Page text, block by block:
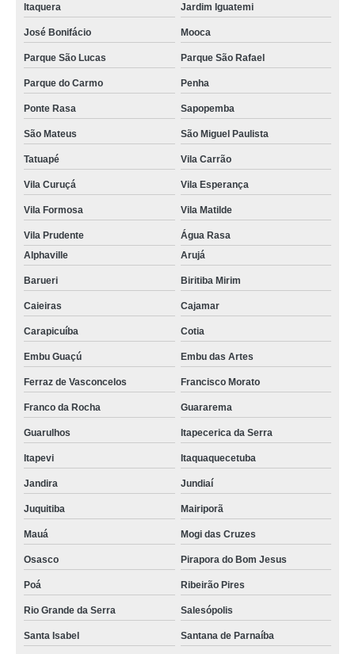
Itaquera Jardim Iguatemi
José Bonifácio Mooca
Parque São Lucas Parque São Rafael
Parque do Carmo Penha
Ponte Rasa Sapopemba
São Mateus São Miguel Paulista
Tatuapé Vila Carrão
Vila Curuçá Vila Esperança
Vila Formosa Vila Matilde
Vila Prudente
Água Rasa
Alphaville
Arujá
Barueri Biritiba Mirim
Caieiras Cajamar
Carapicuíba Cotia
Embu Guaçú Embu das Artes
Ferraz de Vasconcelos Francisco Morato
Franco da Rocha Guararema
Guarulhos Itapecerica da Serra
Itapevi Itaquaquecetuba
Jandira Jundiaí
Juquitiba Mairiporã
Mauá Mogi das Cruzes
Osasco Pirapora do Bom Jesus
Poá Ribeirão Pires
Rio Grande da Serra Salesópolis
Santa Isabel Santana de Parnaíba